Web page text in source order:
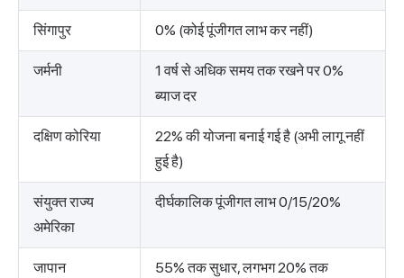
सिंगापुर 0% (कोई पूंजीगत लाभ कर नहीं)
जर्मनी
1 वर्ष से अधिक समय तक रखने पर 0%
ब्याज दर
दक्षिण कोरिया
22% की योजना बनाई गई है (अभी लागू नहीं
हुई है)
संयुक्त राज्य
अमेरिका
दीर्घकालिक पूंजीगत लाभ 0/15/20%
जापान
55% तक सुधार, लगभग 20% तक